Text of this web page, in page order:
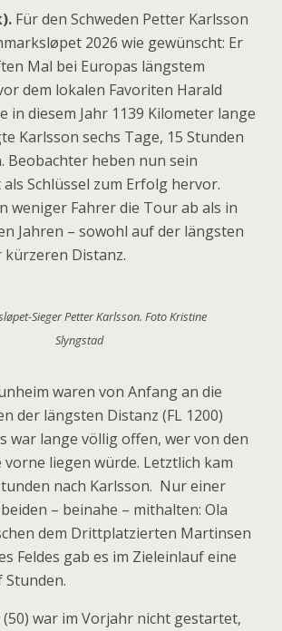
Für den Schweden Petter Karlsson
2026 wie gewünscht: Er
Mal bei Europas längstem
dem lokalen Favoriten Harald
in diesem Jahr 1139 Kilometer lange
Karlsson sechs Tage, 15 Stunden
Beobachter heben nun sein
Schlüssel zum Erfolg hervor.
weniger Fahrer die Tour ab als in
Jahren – sowohl auf der längsten
kürzeren Distanz.
Sieger Petter Karlsson. Foto Kristine
Slyngstad
waren von Anfang an die
der längsten Distanz (FL 1200)
war lange völlig offen, wer von den
vorne liegen würde. Letztlich kam
nach Karlsson. Nur einer
– beinahe – mithalten: Ola
dem Drittplatzierten Martinsen
Feldes gab es im Zieleinlauf eine
Stunden.
war im Vorjahr nicht gestartet,